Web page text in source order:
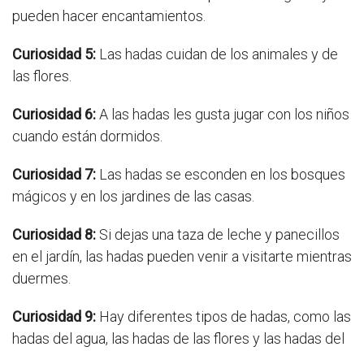
pueden hacer encantamientos.
Curiosidad 5: Las hadas cuidan de los animales y de
las flores.
Curiosidad 6:A las hadas les gusta jugar con los niños
cuando están dormidos.
Curiosidad 7: Las hadas se esconden en los bosques
mágicos y en los jardines de las casas.
Curiosidad 8: Si dejas una taza de leche y panecillos
en el jardín, las hadas pueden venir a visitarte mientras
duermes.
Curiosidad 9: Hay diferentes tipos de hadas, como las
hadas del agua, las hadas de las flores y las hadas del